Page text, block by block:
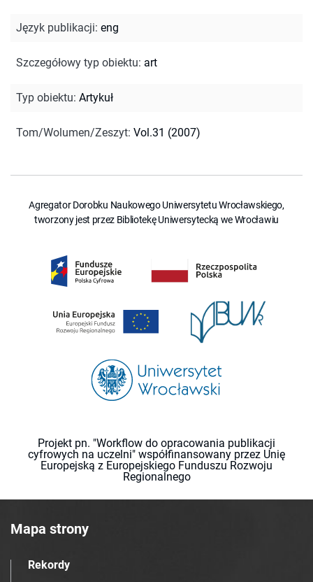
Język publikacji: eng
Szczegółowy typ obiektu: art
Typ obiektu: Artykuł
Tom/Wolumen/Zeszyt: Vol.31 (2007)
Agregator Dorobku Naukowego Uniwersytetu Wrocławskiego,
tworzony jest przez Bibliotekę Uniwersytecką we Wrocławiu
Projekt pn. "Workflow do opracowania publikacji
cyfrowych na uczelni" współfinansowany przez Unię
Europejską z Europejskiego Funduszu Rozwoju
Regionalnego
Mapa strony
Rekordy